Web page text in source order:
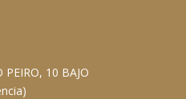
PEIRO, 10 BAJO